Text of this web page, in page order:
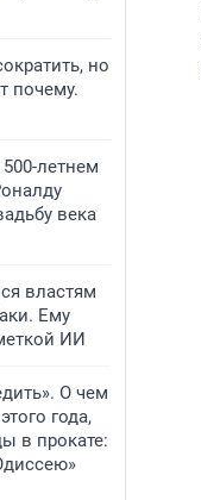
но
почему.
летнем
века
властям
Ему
ИИ
О чем
года,
в прокате: